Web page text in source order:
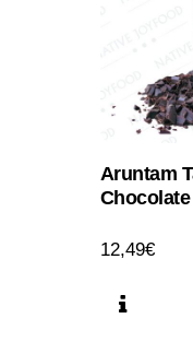
Aruntam
Chocolate
12,49€